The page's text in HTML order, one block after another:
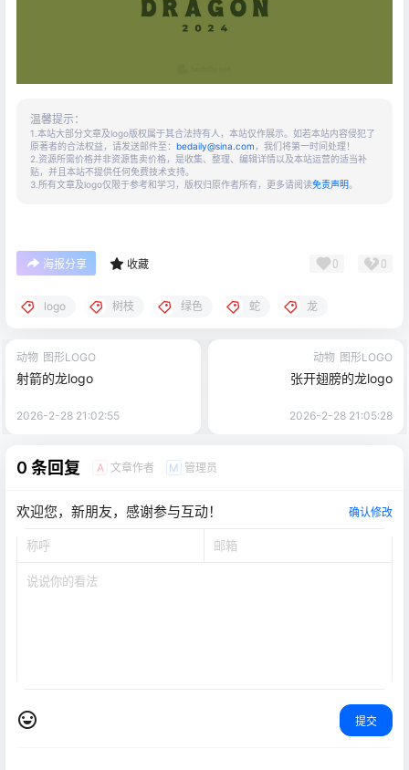
温馨提示：
1.本站大部分文章及logo版权属于其合法持有人，本站仅作展示。如若本站内容侵犯了
原著者的合法权益，请发送邮件至： bedaily@sina.com ，我们将第一时间处理！
2.资源所需价格并非资源售卖价格，是收集、整理、编辑详情以及本站运营的适当补
贴，并且本站不提供任何免费技术支持。
3.所有文章及logo仅限于参考和学习，版权归原作者所有，更多请阅读免责声明。
海报分享 收藏 0 0
logo 树枝 绿色 蛇 龙
动物 图形LOGO
射箭的龙logo
2026-2-28 21:02:55
动物 图形LOGO
张开翅膀的龙logo
2026-2-28 21:05:28
0 条回复 A 文章作者 M 管理员
欢迎您，新朋友，感谢参与互动！ 确认修改
提交